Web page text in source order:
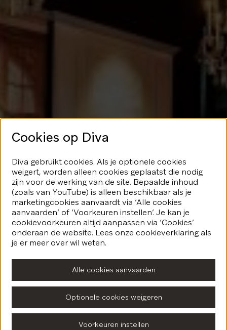
Geen glans
hier
We speelden je blijkbaar even
kwijt...Geen nood, er valt nog veel
fonkeling te ontdekken.
Terug naar de homepagina
Cookies op Diva
Diva gebruikt cookies. Als je optionele cookies
weigert, worden alleen cookies geplaatst die nodig
zijn voor de werking van de site. Bepaalde inhoud
(zoals van YouTube) is alleen beschikbaar als je
marketingcookies aanvaardt via ‘Alle cookies
aanvaarden’ of ‘Voorkeuren instellen’. Je kan je
cookievoorkeuren altijd aanpassen via ‘Cookies’
onderaan de website. Lees onze cookieverklaring als
je er meer over wil weten.
Alle cookies aanvaarden
Optionele cookies weigeren
Voorkeuren instellen